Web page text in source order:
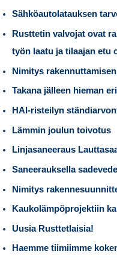
Sähköautolatauksen
Rusttetin valvojat ovat
työn laatu ja tilaajan etu
Nimitys
Takana jälleen hieman
HAI-risteilyn
Lämmin joulun toivotus
Linjasaneeraus
Saneerauksella
Nimitys
Kaukolämpöprojektiin
Uusia Rusttetlaisia!
Haemme tiimiimme